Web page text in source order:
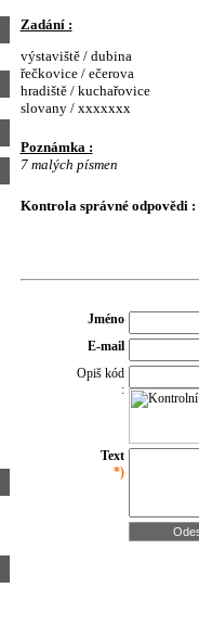
Zadání :
výstaviště / dubina
řečkovice / ečerova
hradiště / kuchařovice
slovany / xxxxxxx
Poznámka :
7 malých písmen
Kontrola správné odpovědi :
Jméno
E-mail
Opiš kód
:
Text
*)